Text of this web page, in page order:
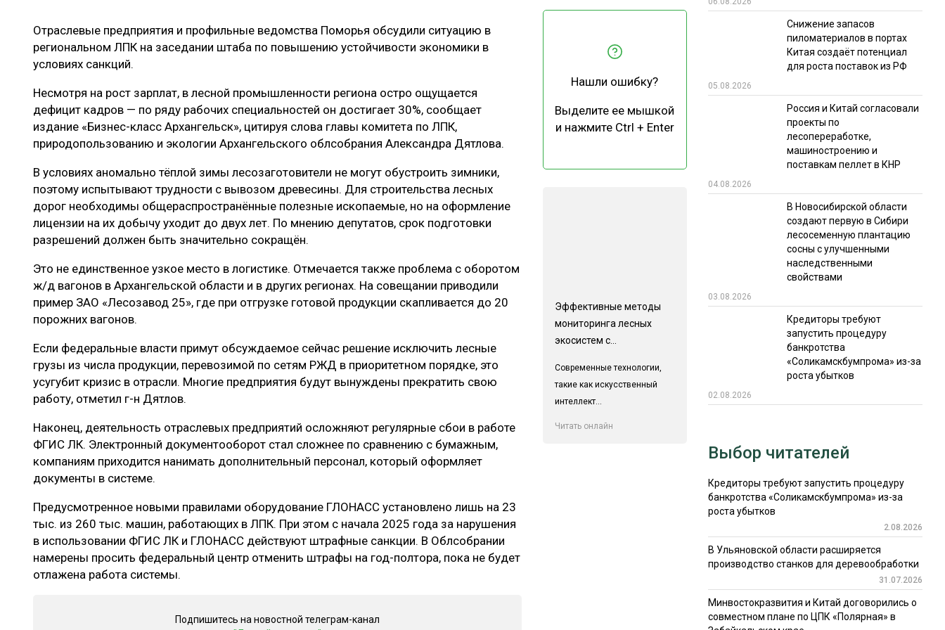
ЛОГИСТИКА
ПРОИЗВОДСТВО ДРЕВЕСНЫХ ПЛИТ
МЕБЕЛЬНОЕ ПРОИЗВОДСТВО ТЕХНОЛОГИИ
ЭКСПЕРТНОЕ МНЕНИЕ
КАЛЕНДАРЬ ВЫСТАВОК ИТОГИ МЕРОПРИЯТИЙ
Отраслевые предприятия и профильные ведомства Поморья обсудили ситуацию в
региональном ЛПК на заседании штаба по повышению устойчивости экономики в
условиях санкций.
Несмотря на рост зарплат, в лесной промышленности региона остро ощущается
дефицит кадров — по ряду рабочих специальностей он достигает 30%, сообщает
издание «Бизнес-класс Архангельск», цитируя слова главы комитета по ЛПК,
природопользованию и экологии Архангельского облсобрания Александра Дятлова.
В условиях аномально тёплой зимы лесозаготовители не могут обустроить зимники,
поэтому испытывают трудности с вывозом древесины. Для строительства лесных
дорог необходимы общераспространённые полезные ископаемые, но на оформление
лицензии на их добычу уходит до двух лет. По мнению депутатов, срок подготовки
разрешений должен быть значительно сокращён.
Это не единственное узкое место в логистике. Отмечается также проблема с оборотом
ж/д вагонов в Архангельской области и в других регионах. На совещании приводили
пример ЗАО «Лесозавод 25», где при отгрузке готовой продукции скапливается до 20
порожних вагонов.
Если федеральные власти примут обсуждаемое сейчас решение исключить лесные
грузы из числа продукции, перевозимой по сетям РЖД в приоритетном порядке, это
усугубит кризис в отрасли. Многие предприятия будут вынуждены прекратить свою
работу, отметил г-н Дятлов.
Наконец, деятельность отраслевых предприятий осложняют регулярные сбои в работе
ФГИС ЛК. Электронный документооборот стал сложнее по сравнению с бумажным,
компаниям приходится нанимать дополнительный персонал, который оформляет
документы в системе.
Предусмотренное новыми правилами оборудование ГЛОНАСС установлено лишь на 23
тыс. из 260 тыс. машин, работающих в ЛПК. При этом с начала 2025 года за нарушения
в использовании ФГИС ЛК и ГЛОНАСС действуют штрафные санкции. В Облсобрании
намерены просить федеральный центр отменить штрафы на год-полтора, пока не будет
отлажена работа системы.
Подпишитесь на новостной телеграм-канал
Нашли ошибку?
Выделите ее мышкой
и нажмите Ctrl + Enter
Эффективные методы
мониторинга лесных
экосистем с...
Современные технологии,
такие как искусственный
интеллект...
Читать онлайн
Снижение запасов
пиломатериалов в портах
Китая создаёт потенциал
для роста поставок из РФ
05.08.2026
Россия и Китай согласовали
проекты по
лесопереработке,
машиностроению и
поставкам пеллет в КНР
04.08.2026
В Новосибирской области
создают первую в Сибири
лесосеменную плантацию
сосны с улучшенными
наследственными
свойствами
03.08.2026
Кредиторы требуют
запустить процедуру
банкротства
«Соликамскбумпрома» из-за
роста убытков
02.08.2026
Выбор читателей
Кредиторы требуют запустить процедуру
банкротства «Соликамскбумпрома» из-за
роста убытков
2.08.2026
В Ульяновской области расширяется
производство станков для деревообработки
31.07.2026
Минвостокразвития и Китай договорились о
совместном плане по ЦПК «Полярная» в